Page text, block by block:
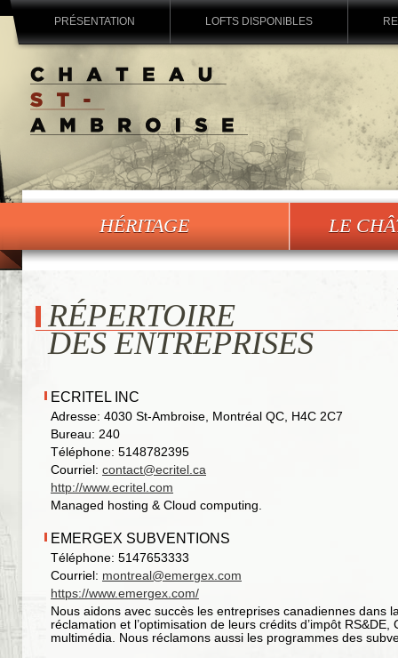
PRÉSENTATION LOFTS DISPONIBLES
HÉRITAGE LE
RÉPERTOIRE
DES ENTREPRISES
ECRITEL INC
Adresse: 4030 St-Ambroise, Montréal QC, H4C 2C7
Bureau: 240
Téléphone: 5148782395
Courriel: contact@ecritel.ca
http://www.ecritel.com
Managed hosting & Cloud computing.
EMERGEX SUBVENTIONS
Téléphone: 5147653333
Courriel: montreal@emergex.com
https://www.emergex.com/
Nous aidons avec succès les entreprises canadiennes dans
réclamation et l’optimisation de leurs crédits d’impôt RS&DE,
multimédia. Nous réclamons aussi les programmes des